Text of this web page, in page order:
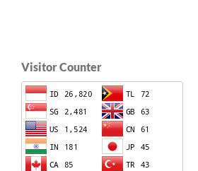
Visitor Counter